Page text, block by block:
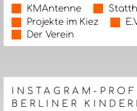
KMAntenne
Projekte im Kiez
Der Verein
INSTAGRAM-
BERLINER